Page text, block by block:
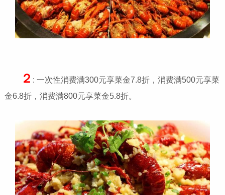
２ : 一次性消费满300元享菜金7.8折，消费满500元享菜
金6.8折，消费满800元享菜金5.8折。